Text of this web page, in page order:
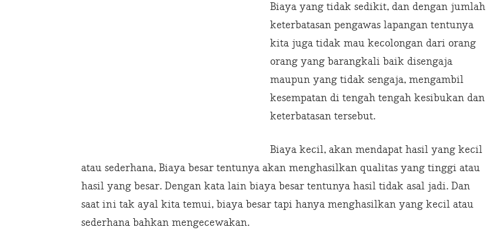
Biaya yang tidak sedikit, dan dengan jumlah
keterbatasan pengawas lapangan tentunya
kita juga tidak mau kecolongan dari orang
orang yang barangkali baik disengaja
maupun yang tidak sengaja, mengambil
kesempatan di tengah tengah kesibukan dan
keterbatasan tersebut.
Biaya kecil, akan mendapat hasil yang kecil
atau sederhana, Biaya besar tentunya akan menghasilkan qualitas yang tinggi atau
hasil yang besar. Dengan kata lain biaya besar tentunya hasil tidak asal jadi. Dan
saat ini tak ayal kita temui, biaya besar tapi hanya menghasilkan yang kecil atau
sederhana bahkan mengecewakan.